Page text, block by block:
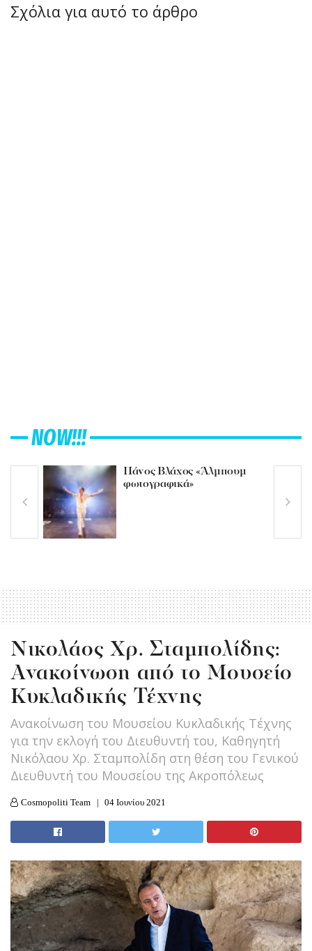
Σχόλια για αυτό το άρθρο
NOW!!!
Πάνος Βλάχος «Άλμπουμ
φωτογραφικά»
Νικολάος Χρ. Σταμπολίδης:
Ανακοίνωση από το Μουσείο
Κυκλαδικής Τέχνης
Ανακοίνωση του Μουσείου Κυκλαδικής Τέχνης
για την εκλογή του Διευθυντή του, Καθηγητή
Νικόλαου Χρ. Σταμπολίδη στη θέση του Γενικού
Διευθυντή του Μουσείου της Ακροπόλεως
Cosmopoliti Team 04 Ιουνίου 2021